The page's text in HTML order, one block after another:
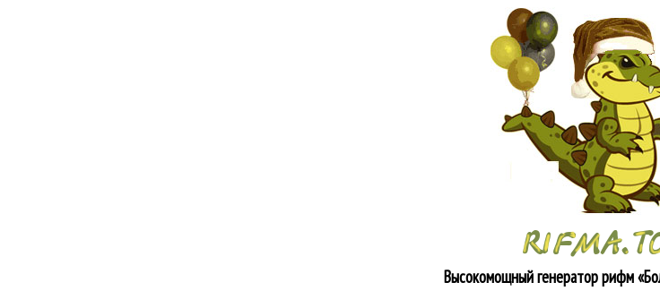
Высокомощный генератор рифм